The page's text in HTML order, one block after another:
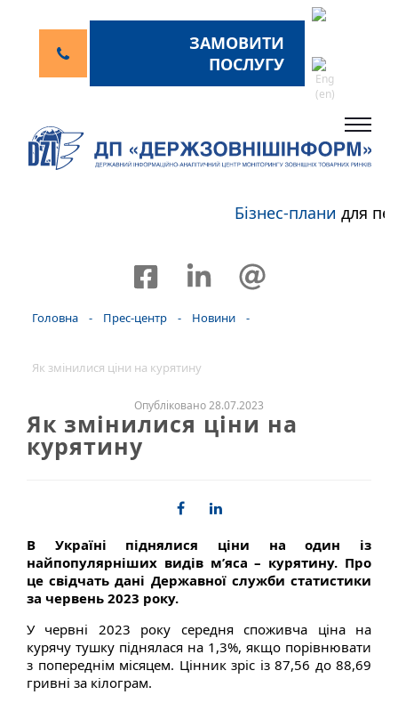
ЗАМОВИТИ
ПОСЛУГУ
Бізнес-планидля
Головна - Прес-центр - Новини -
Як змінилися ціни на курятину
Опубліковано 28.07.2023
Як змінилися ціни на
курятину
В Україні піднялися ціни на один із
найпопулярніших видів м’яса – курятину. Про
це свідчать дані Державної служби статистики
за червень 2023 року.
У червні 2023 року середня споживча ціна на
курячу тушку піднялася на 1,3%, якщо порівнювати
з попереднім місяцем. Цінник зріс із 87,56 до 88,69
гривні за кілограм.